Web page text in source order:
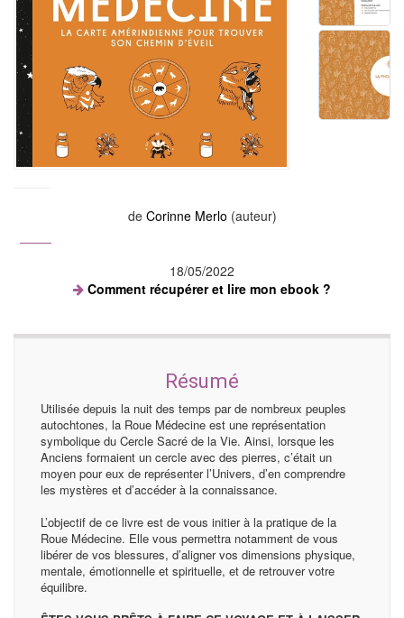
de Corinne Merlo (auteur)
18/05/2022
Comment récupérer et lire mon ebook ?
Résumé
Utilisée depuis la nuit des temps par de nombreux peuples
autochtones, la Roue Médecine est une représentation
symbolique du Cercle Sacré de la Vie. Ainsi, lorsque les
Anciens formaient un cercle avec des pierres, c’était un
moyen pour eux de représenter l’Univers, d’en comprendre
les mystères et d’accéder à la connaissance.
L’objectif de ce livre est de vous initier à la pratique de la
Roue Médecine. Elle vous permettra notamment de vous
libérer de vos blessures, d’aligner vos dimensions physique,
mentale, émotionnelle et spirituelle, et de retrouver votre
équilibre.